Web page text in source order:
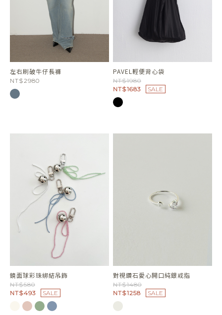
左右刷破牛仔長褲
NT$2980
PAVEL輕便背心袋
NT$1980
NT$1683
SALE
鏡面球彩珠綁結吊飾
NT$580
NT$493
SALE
對視鑽石愛心開口純銀戒指
NT$1480
NT$1258
SALE